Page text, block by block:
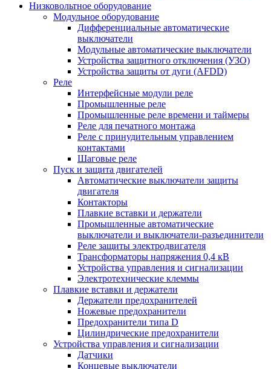
Низковольтное оборудование
Модульное оборудование
Дифференциальные автоматические
выключатели
Модульные автоматические выключатели
Устройства защитного отключения (УЗО)
Устройства защиты от дуги (AFDD)
Реле
Интерфейсные модули реле
Промышленные реле
Промышленные реле времени и таймеры
Реле для печатного монтажа
Реле с принудительным управлением
контактами
Шаговые реле
Пуск и защита двигателей
Автоматические выключатели защиты
двигателя
Контакторы
Плавкие вставки и держатели
Промышленные автоматические
выключатели и выключатели-разъединители
Реле защиты электродвигателя
Трансформаторы напряжения 0,4 кВ
Устройства управления и сигнализации
Электротехнические клеммы
Плавкие вставки и держатели
Держатели предохранителей
Ножевые предохранители
Предохранители типа D
Цилиндрические предохранители
Устройства управления и сигнализации
Датчики
Концевые выключатели